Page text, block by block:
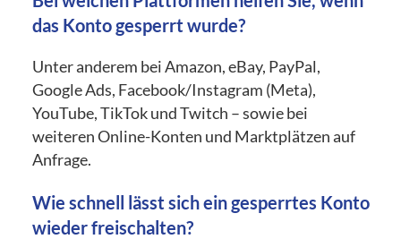
das Konto gesperrt wurde?
Unter anderem bei Amazon, eBay, PayPal,
Google Ads, Facebook/Instagram (Meta),
YouTube, TikTok und Twitch – sowie bei
weiteren Online-Konten und Marktplätzen auf
Anfrage.
Wie schnell lässt sich ein gesperrtes Konto
wieder freischalten?